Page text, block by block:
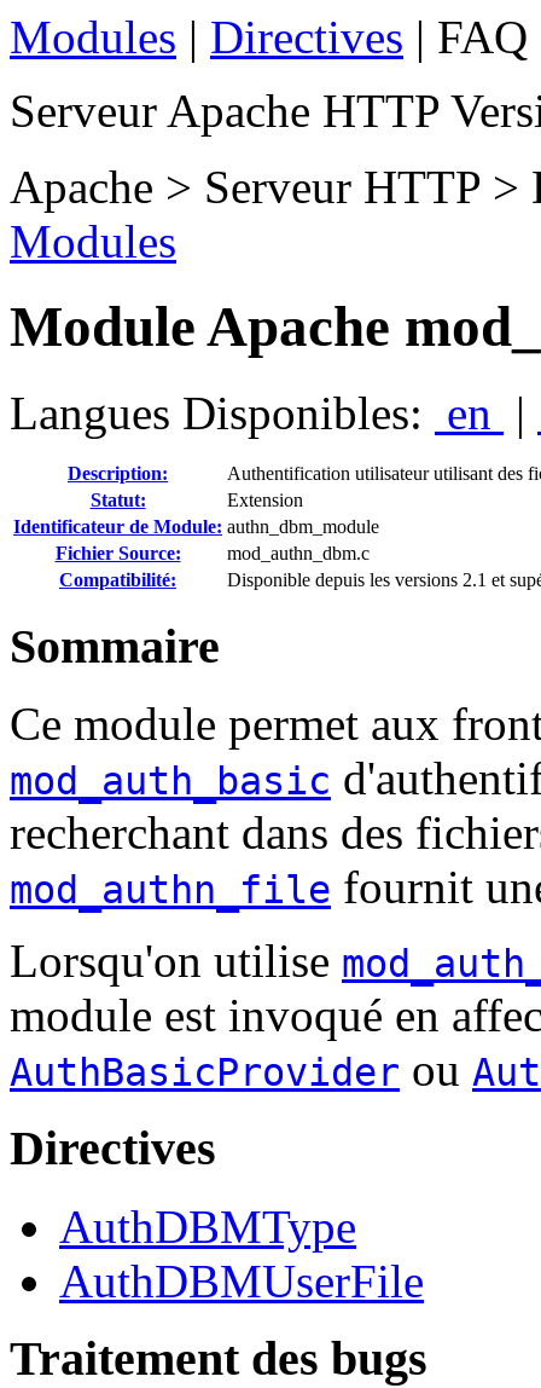
Modules | Directives |
Serveur Apache HTTP
Apache > Serveur HTTP
Modules
Module Apache
Langues Disponibles: en |
Description:
Authentification utilisateur utilisant des
Statut:
Extension
Identificateur de Module: authn_dbm_module
Fichier Source:
mod_authn_dbm.c
Compatibilité:
Disponible depuis les versions 2.1 et
Sommaire
Ce module permet aux
mod_auth_basic
recherchant dans des
mod_authn_file fournit
Lorsqu'on utilise
module est invoqué en
AuthBasicProvider ou
Directives
AuthDBMType
AuthDBMUserFile
Traitement des bugs